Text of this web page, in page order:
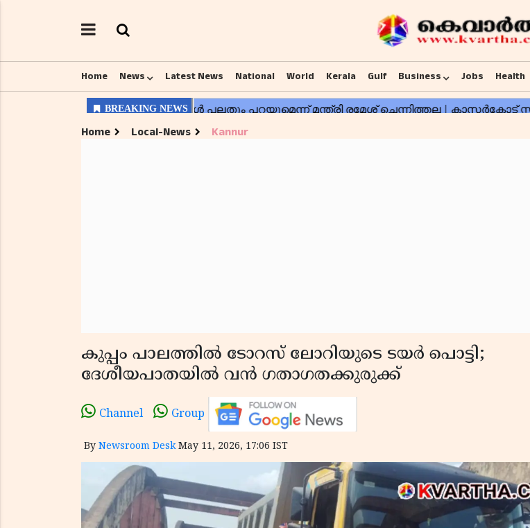
Home News Latest News National World Kerala Gulf Business Jobs Health
Home Local-News Kannur
കുപ്പം പാലത്തിൽ ടോറസ് ലോറിയുടെ ടയർ പൊട്ടി;
ദേശീയപാതയിൽ വൻ ഗതാഗതക്കുരുക്ക്
Channel Group
By Newsroom Desk May 11, 2026, 17:06 IST